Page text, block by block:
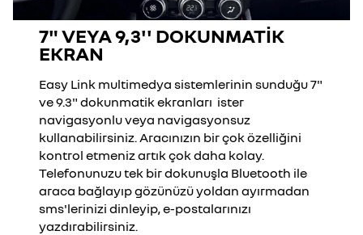
7" VEYA 9,3'' DOKUNMATİK
EKRAN
Easy Link multimedya sistemlerinin sunduğu 7"
ve 9.3" dokunmatik ekranları ister
navigasyonlu veya navigasyonsuz
kullanabilirsiniz. Aracınızın bir çok özelliğini
kontrol etmeniz artık çok daha kolay.
Telefonunuzu tek bir dokunuşla Bluetooth ile
araca bağlayıp gözünüzü yoldan ayırmadan
sms'lerinizi dinleyip, e-postalarınızı
yazdırabilirsiniz.